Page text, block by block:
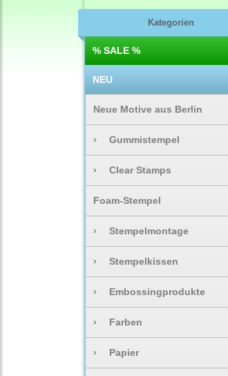
Kategorien
% SALE %
NEU
Neue Motive aus Berlin
› Gummistempel
› Clear Stamps
Foam-Stempel
› Stempelmontage
› Stempelkissen
› Embossingprodukte
› Farben
› Papier